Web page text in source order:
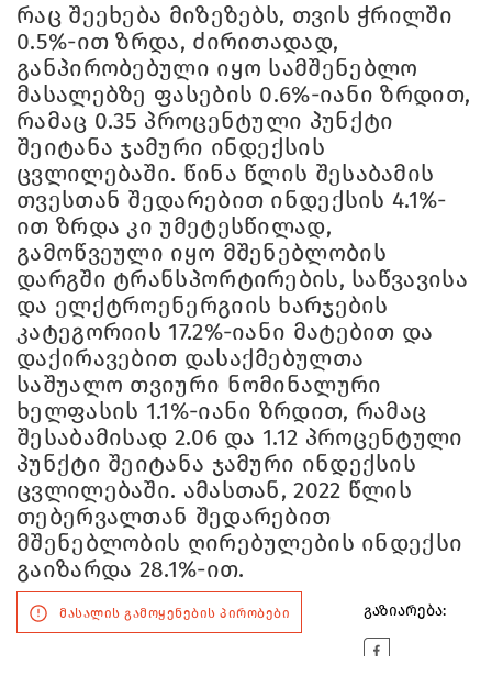
რაც შეეხება მიზეზებს, თვის ჭრილში
0.5%-ით ზრდა, ძირითადად,
განპირობებული იყო სამშენებლო
მასალებზე ფასების 0.6%-იანი ზრდით,
რამაც 0.35 პროცენტული პუნქტი
შეიტანა ჯამური ინდექსის
ცვლილებაში. წინა წლის შესაბამის
თვესთან შედარებით ინდექსის 4.1%-
ით ზრდა კი უმეტესწილად,
გამოწვეული იყო მშენებლობის
დარგში ტრანსპორტირების, საწვავისა
და ელქტროენერგიის ხარჯების
კატეგორიის 17.2%-იანი მატებით და
დაქირავებით დასაქმებულთა
საშუალო თვიური ნომინალური
ხელფასის 1.1%-იანი ზრდით, რამაც
შესაბამისად 2.06 და 1.12 პროცენტული
პუნქტი შეიტანა ჯამური ინდექსის
ცვლილებაში. ამასთან, 2022 წლის
თებერვალთან შედარებით
მშენებლობის ღირებულების ინდექსი
გაიზარდა 28.1%-ით.
მასალის გამოყენების პირობები გაზიარება: